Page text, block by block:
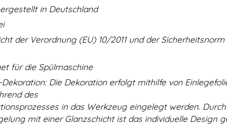
in Deutschland
der Verordnung (EU) 10/2011 und der Sicherheitsnorm
für die Spülmaschine
Dekoration: Die Dekoration erfolgt mithilfe von
des
in das Werkzeug eingelegt werden.
mit einer Glanzschicht ist das individuelle Design